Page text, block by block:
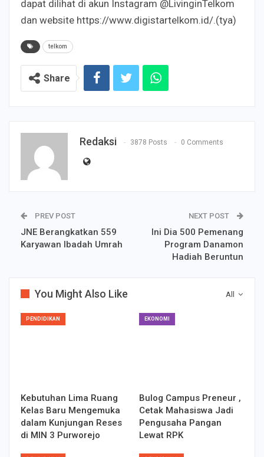
dapat dilihat di akun Instagram @LivinginTelkom
dan website https://www.digistartelkom.id/.(tya)
telkom
Share
Redaksi 3878 Posts 0 Comments
PREV POST
JNE Berangkatkan 559
Karyawan Ibadah Umrah
NEXT POST
Ini Dia 500 Pemenang
Program Danamon
Hadiah Beruntun
All
You Might Also Like
PENDIDIKAN
Kebutuhan Lima Ruang
Kelas Baru Mengemuka
dalam Kunjungan Reses
di MIN 3 Purworejo
EKONOMI
Bulog Campus Preneur ,
Cetak Mahasiswa Jadi
Pengusaha Pangan
Lewat RPK